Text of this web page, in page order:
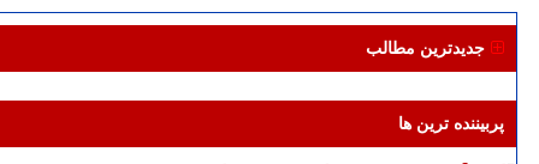
جدیدترین مطالب
پربیننده ترین ها